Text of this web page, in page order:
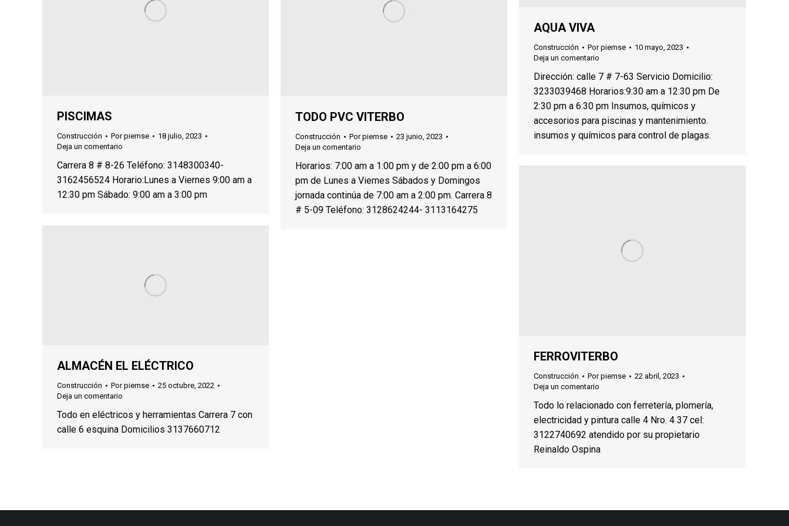
PISCIMAS
Construcción Porpiemse
18 julio, 2023
Deja un comentario
Carrera 8 # 8-26 Teléfono: 3148300340-
3162456524 Horario:Lunes a Viernes 9:00 am a
12:30 pm Sábado: 9:00 am a 3:00 pm
TODO PVC VITERBO
Construcción Porpiemse
23 junio, 2023
Deja un comentario
Horarios: 7:00 am a 1:00 pm y de 2:00 pm a 6:00
pm de Lunes a Viernes Sábados y Domingos
jornada continúa de 7:00 am a 2:00 pm. Carrera 8
# 5-09 Teléfono: 3128624244- 3113164275
AQUA VIVA
Construcción Porpiemse
10 mayo, 2023
Deja un comentario
Dirección: calle 7 # 7-63 Servicio Domicilio:
3233039468 Horarios:9:30 am a 12:30 pm De
2:30 pm a 6:30 pm Insumos, químicos y
accesorios para piscinas y mantenimiento.
insumos y químicos para control de plagas.
FERROVITERBO
Construcción Porpiemse
22 abril, 2023
Deja un comentario
Todo lo relacionado con ferretería, plomería,
electricidad y pintura calle 4 Nro. 4 37 cel:
3122740692 atendido por su propietario
Reinaldo Ospina
ALMACÉN EL ELÉCTRICO
Construcción Porpiemse
25 octubre, 2022
Deja un comentario
Todo en eléctricos y herramientas Carrera 7 con
calle 6 esquina Domicilios 3137660712